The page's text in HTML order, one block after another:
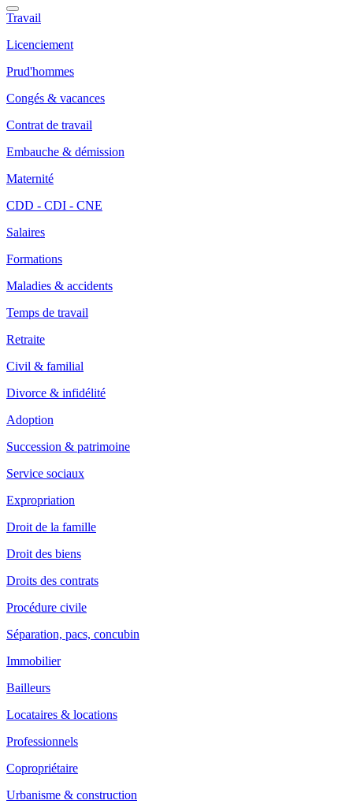
Travail
Licenciement
Prud'hommes
Congés & vacances
Contrat de travail
Embauche & démission
Maternité
CDD - CDI - CNE
Salaires
Formations
Maladies & accidents
Temps de travail
Retraite
Civil & familial
Divorce & infidélité
Adoption
Succession & patrimoine
Service sociaux
Expropriation
Droit de la famille
Droit des biens
Droits des contrats
Procédure civile
Séparation, pacs, concubin
Immobilier
Bailleurs
Locataires & locations
Professionnels
Copropriétaire
Urbanisme & construction